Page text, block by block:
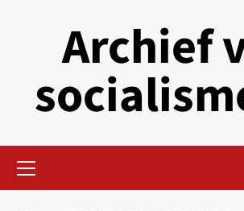
Archief
Menu